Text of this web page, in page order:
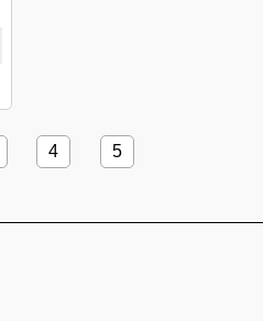
4 5